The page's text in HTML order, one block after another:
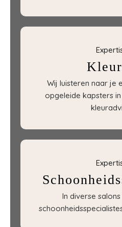
Wij luisteren naar je
opgeleide kapsters
In diverse